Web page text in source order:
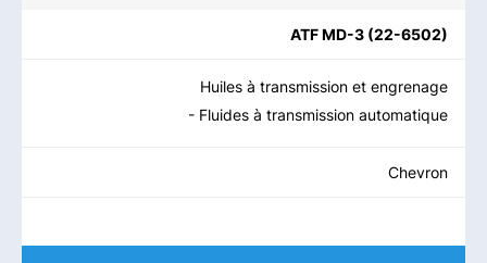
MARQUE REGIONS
ATF MD-3 (22-6502)
Huiles à transmission et engrenage
- Fluides à transmission automatique
Chevron